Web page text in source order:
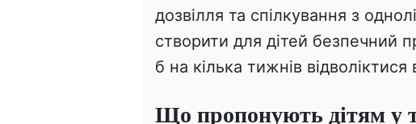
дозвілля та спілкування з
створити для дітей безпечний
б на кілька тижнів відволіктися
Що пропонують дітям у